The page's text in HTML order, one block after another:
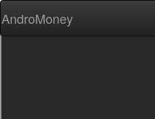
AndroMoney